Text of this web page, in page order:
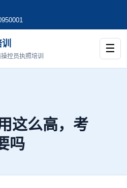
控员执照培训
☰
这么高，考
吗